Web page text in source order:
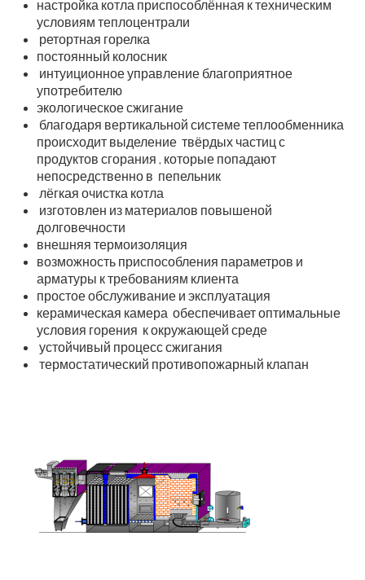
настройка котла приспособлённая к техническим
условиям теплоцентрали
ретортная горелка
постоянный колосник
интуиционное управление благоприятное
употребителю
экологическое сжигание
благодаря вертикальной системе теплообменника
происходит выделение твёрдых частиц с
продуктов сгорания , которые попадают
непосредственно в пепельник
лёгкая очистка котла
изготовлен из материалов повышеной
долговечности
внешняя термоизоляция
возможность приспособления параметров и
арматуры к требованиям клиента
простое обслуживание и эксплуатация
керамическая камера обеспечивает оптимальные
условия горения к окружающей среде
устойчивый процесс сжигания
термостатический противопожарный клапан